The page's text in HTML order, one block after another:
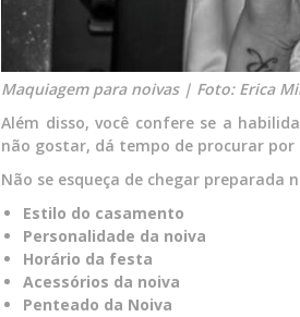
Maquiagem para noivas | Foto: Erica
Além disso, você confere se a
não gostar, dá tempo de procurar
Não se esqueça de chegar preparada
Estilo do casamento
Personalidade da noiva
Horário da festa
Acessórios da noiva
Penteado da Noiva